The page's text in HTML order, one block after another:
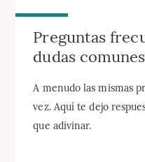
Preguntas
dudas
A menudo las mismas
vez. Aquí te dejo
que adivinar.